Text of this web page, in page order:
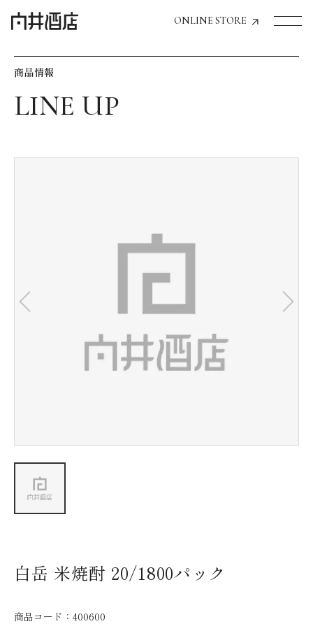
ONLINE STORE
飲食店経営のお客様
お気に入り機能の活用方法
会社情報
商品情報
白岳 米焼酎 20/1800パック
商品コード： 400600